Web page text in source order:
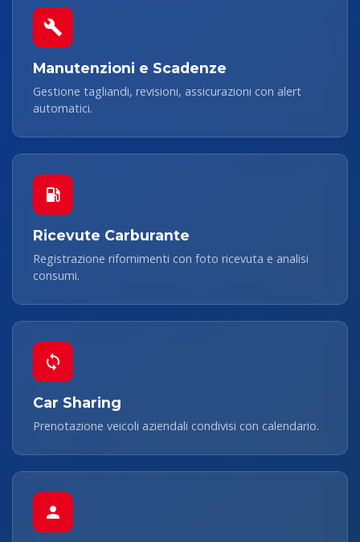
Manutenzioni e Scadenze
Gestione tagliandi, revisioni, assicurazioni con alert
automatici.
Ricevute Carburante
Registrazione rifornimenti con foto ricevuta e analisi
consumi.
Car Sharing
Prenotazione veicoli aziendali condivisi con calendario.